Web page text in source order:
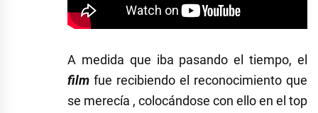
A medida que iba pasando el tiempo, el
film fue recibiendo el reconocimiento que
se merecía , colocándose con ello en el top